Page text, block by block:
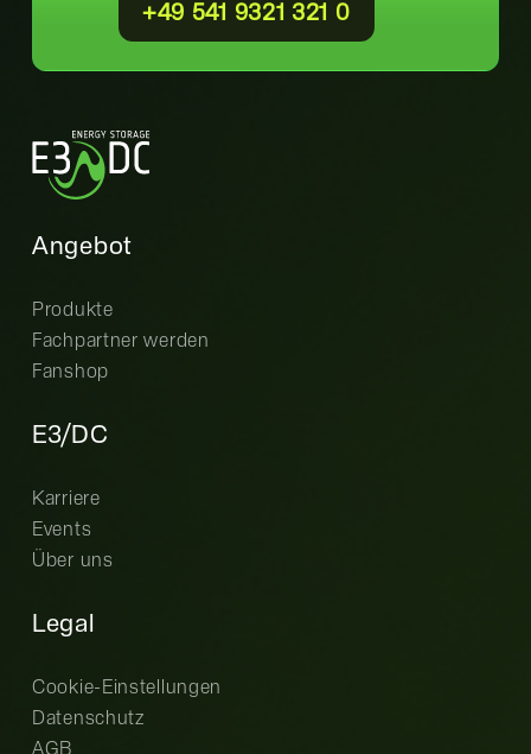
+49 541 9321 321 0
Angebot
Produkte
Fachpartner werden
Fanshop
E3/DC
Karriere
Events
Über uns
Legal
Cookie-Einstellungen
Datenschutz
AGB